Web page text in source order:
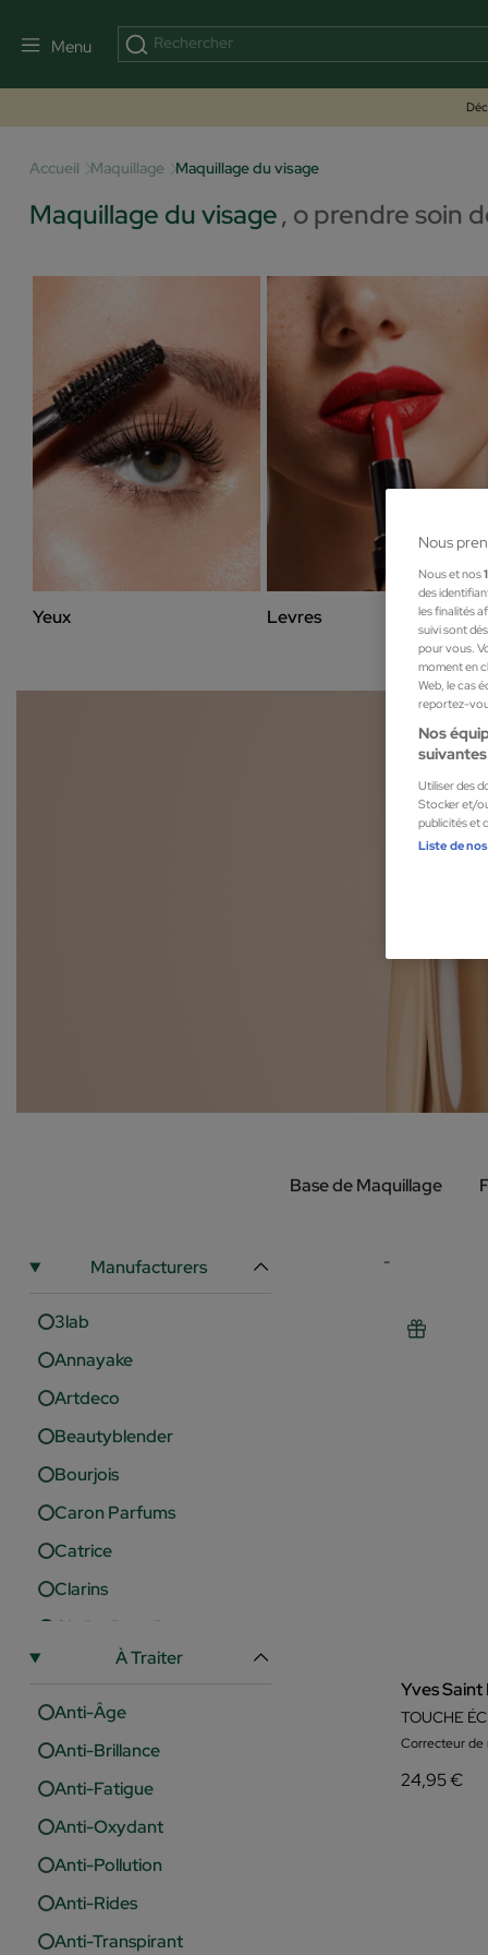
Menu
Accueil Maquillage Maquillage du visage
Maquillage du visage, o prendre soin
Yeux Levres
Base de Maquillage
Manufacturers
3lab
Annayake
Artdeco
Beautyblender
Bourjois
Caron Parfums
Catrice
Clarins
Cle De Peau Beaute
Clinique
Collistar
Dolce&Gabbana
Dr. Sebagh
DR.JART
Dra. Barbara Sturm
Elizabeth Arden
Essence
À Traiter
Anti-Âge
Anti-Brillance
Anti-Fatigue
Anti-Oxydant
Anti-Pollution
Anti-Rides
Anti-Transpirant
-
Yves
TOUCHE
Correcteur de
24,95 €
Nous
Nous et nos
des
les finalités
suivi sont
pour vous.
moment en
Web, le cas
reportez-
Nos
suivantes
Utiliser des
Stocker et/
publicités et
Liste de